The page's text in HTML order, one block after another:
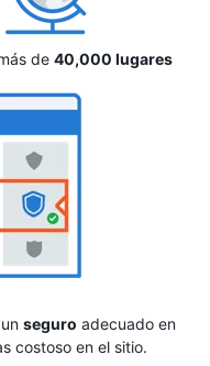
de 40,000 lugares
seguro adecuado en
costoso en el sitio.